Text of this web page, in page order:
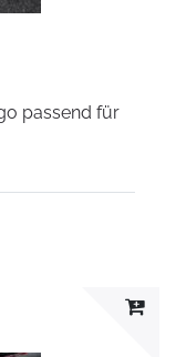
passend für